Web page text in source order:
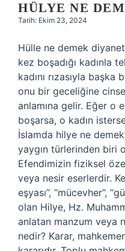
HÜLYE NE
Tarih: Ekim 23, 2024
Hülle ne demek
kez boşadığı kadınla
kadını rızasıyla
onu bir geceliğine
anlamına gelir. Eğer o
boşarsa, o kadın
İslamda hilye ne
yaygın türlerinden biri
Efendimizin fiziksel
veya nesir eserlerdir.
eşyası”, “mücevher”,
olan Hilye, Hz.
anlatan manzum veya
nedir? Karar,